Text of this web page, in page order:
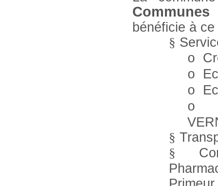
bénéficie à
§
o
o
o
o
§
§